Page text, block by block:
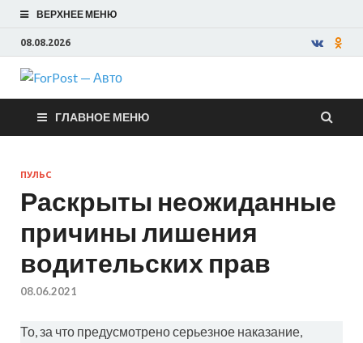
ВЕРХНЕЕ МЕНЮ
08.08.2026
ForPost —
Авто
ГЛАВНОЕ МЕНЮ
ПУЛЬС
Раскрыты неожиданные
причины лишения
водительских прав
08.06.2021
То, за что предусмотрено серьезное наказание,